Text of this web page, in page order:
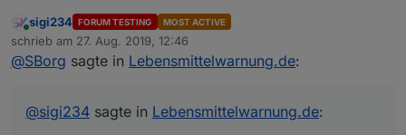
Könnte man ja auch Theoretisch einen anderen
Feed nehmen?
Logisch, habe halt "mein" Bundesland genommen :)
Selbstkonfigurieren gedacht:Hiersind die URLs aller
Bundesländer, falls wer den RSS-Feed nicht findet.
Online
sigi234 FORUM TESTING MOST ACTIVE
schrieb am 27. Aug. 2019, 12:46
zuletzt editiert von
@SBorg sagte in Lebensmittelwarnung.de:
@sigi234 sagte in Lebensmittelwarnung.de: